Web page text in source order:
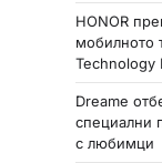
HONOR
мобилното
Technology
Dreame
специални
с любимци